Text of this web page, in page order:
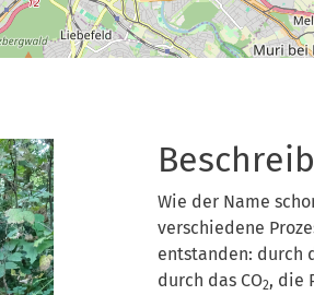
Wie der Name
verschiedene
entstanden: durch
durch das CO2, die